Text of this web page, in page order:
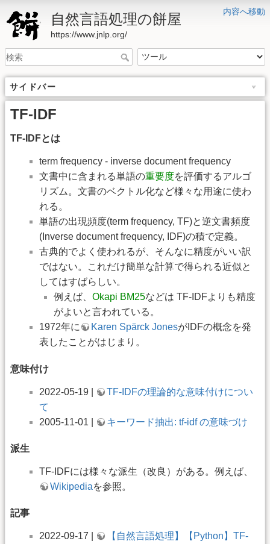
内容へ移動
自然言語処理の餅屋
https://www.jnlp.org/
サイドバー
TF-IDF
TF-IDFとは
term frequency - inverse document frequency
文書中に含まれる単語の重要度を評価するアルゴ
リズム。文書のベクトル化など様々な用途に使わ
れる。
単語の出現頻度(term frequency, TF)と逆文書頻度
(Inverse document frequency, IDF)の積で定義。
古典的でよく使われるが、そんなに精度がいい訳
ではない。これだけ簡単な計算で得られる近似と
してはすばらしい。
例えば、 Okapi BM25などは TF-IDFよりも精度
がよいと言われている。
1972年に
Karen Spärck JonesがIDFの概念を発
表したことがはじまり。
意味付け
2022-05-19 |
TF-IDFの理論的な意味付けについ
て
2005-11-01 |
キーワード抽出: tf-idf の意味づけ
派生
TF-IDFには様々な派生（改良）がある。例えば、
Wikipediaを参照。
記事
2022-09-17 |
【自然言語処理】【Python】TF-